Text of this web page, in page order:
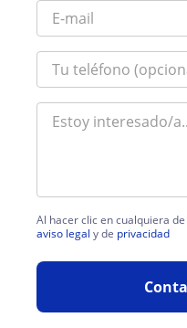
Al hacer clic en cualquiera
aviso legal y de privacidad